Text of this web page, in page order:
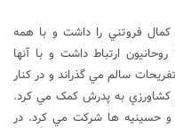
کمال فروتني را داشت و با همه
ارتباط داشت و با آنها
سالم مي گذراند و در کنار
کشاورزي به پدرش کمک مي کرد.
حسينيه ها شرکت مي کرد. در